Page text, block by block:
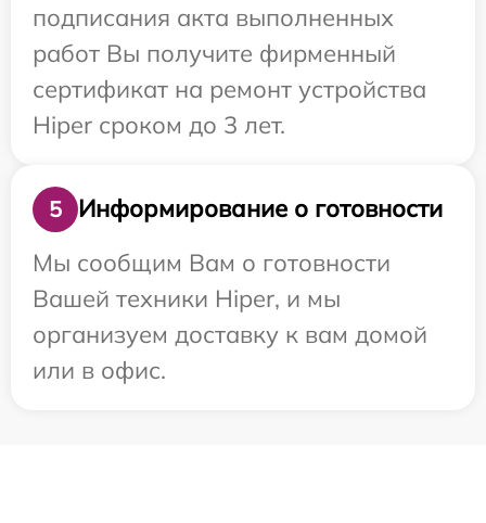
подписания акта выполненных
работ Вы получите фирменный
сертификат на ремонт устройства
Hiper сроком до 3 лет.
5
Информирование о готовности
Мы сообщим Вам о готовности
Вашей техники Hiper, и мы
организуем доставку к вам домой
или в офис.